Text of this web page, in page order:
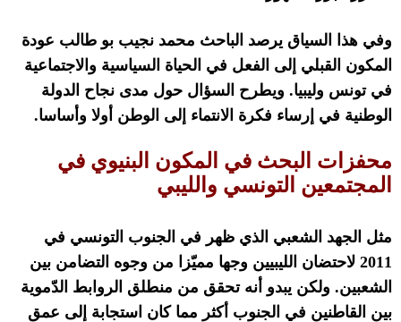
وفي هذا السياق يرصد الباحث محمد نجيب بو طالب عودة
المكون القبلي إلى الفعل في الحياة السياسية والاجتماعية
في تونس وليبيا. ويطرح السؤال حول مدى نجاح الدولة
الوطنية في إرساء فكرة الانتماء إلى الوطن أولا وأساسا.
محفزات البحث في المكون البنيوي في
المجتمعين التونسي والليبي
مثل الجهد الشعبي الذي ظهر في الجنوب التونسي في
2011 لاحتضان الليبيين وجها مميّزا من وجوه التضامن بين
الشعبين. ولكن يبدو أنه تحقق من منطلق الروابط الدّموية
بين القاطنين في الجنوب أكثر مما كان استجابة إلى عمق